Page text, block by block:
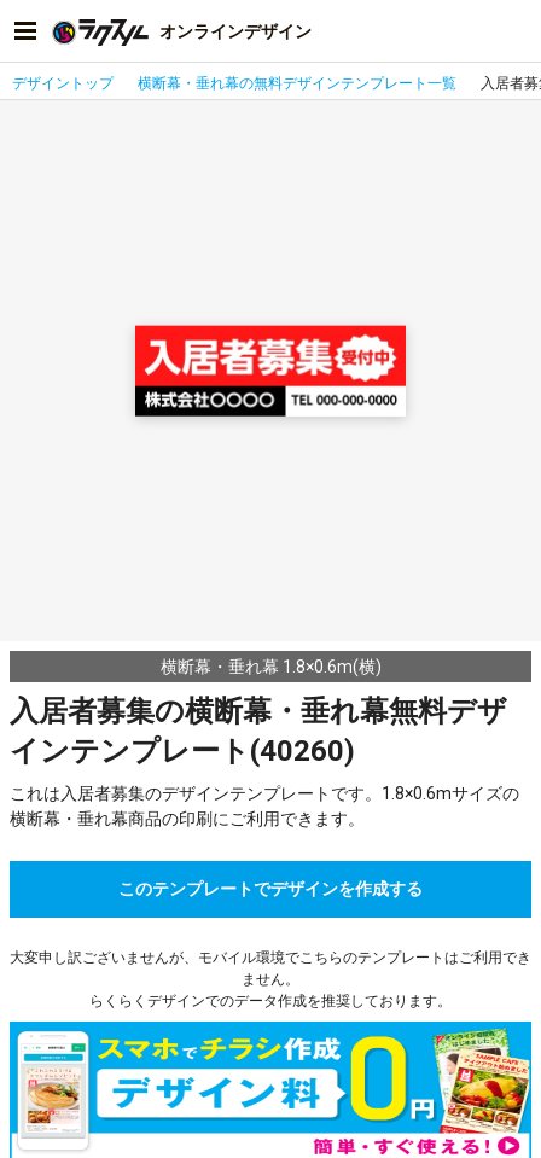
オンラインデザイン
デザイントップ 横断幕・垂れ幕の無料デザインテンプレート一覧 入居者
横断幕・垂れ幕 1.8×0.6m(横)
入居者募集の横断幕・垂れ幕無料デザ
インテンプレート(40260)
これは入居者募集のデザインテンプレートです。1.8×0.6mサイズの
横断幕・垂れ幕商品の印刷にご利用できます。
このテンプレートでデザインを作成する
大変申し訳ございませんが、モバイル環境でこちらのテンプレートはご利用でき
ません。
らくらくデザインでのデータ作成を推奨しております。